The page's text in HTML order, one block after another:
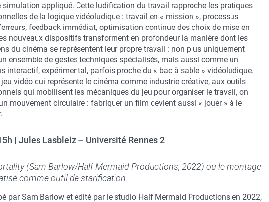
simulation appliqué. Cette ludification du travail rapproche les pratiques
de la logique vidéoludique : travail en « mission », processus
erreurs, feedback immédiat, optimisation continue des choix de mise en
nouveaux dispositifs transforment en profondeur la manière dont les
du cinéma se représentent leur propre travail : non plus uniquement
ensemble de gestes techniques spécialisés, mais aussi comme un
interactif, expérimental, parfois proche du « bac à sable » vidéoludique.
vidéo qui représente le cinéma comme industrie créative, aux outils
qui mobilisent les mécaniques du jeu pour organiser le travail, on
mouvement circulaire : fabriquer un film devient aussi « jouer » à le
| Jules Lasbleiz – Université Rennes 2
(Sam Barlow/Half Mermaid Productions, 2022) ou le montage
comme outil de starification
par Sam Barlow et édité par le studio Half Mermaid Productions en 2022,